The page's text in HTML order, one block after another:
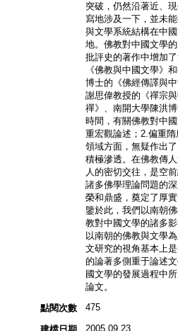
突破，仍然沿著近、
寫地涉及一下，並未
與文學系統結構在中
地。佛教對中國文學
批評史的著作中增加
《佛教與中國文學》
博士的《佛經傳譯與
謝思偉教授的《禪宗
禪》、南開大學陳洪
時間，有關佛教對中
重宏觀論述；2.偏重
領域方面，無疑作出
積極滲透。在佛教傳
人的密切交往，是空
諸多佛學理論問題的
榮和鼎盛，奠定了厚
鑒於此，我們以南朝
教對中國文學的諸多
以南朝的佛教與文學
文研究的視角基本上
的論著多側重于論述
國文學的發展過程中
論文。
點閱次數
475
2005.09.23